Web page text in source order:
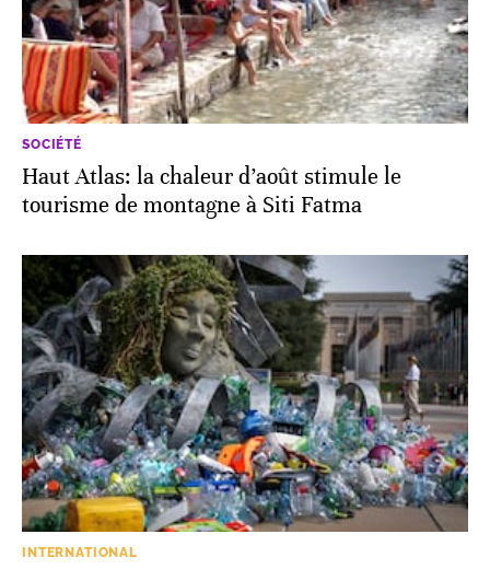
SOCIÉTÉ
Haut Atlas: la chaleur d’août stimule le
tourisme de montagne à Siti Fatma
INTERNATIONAL